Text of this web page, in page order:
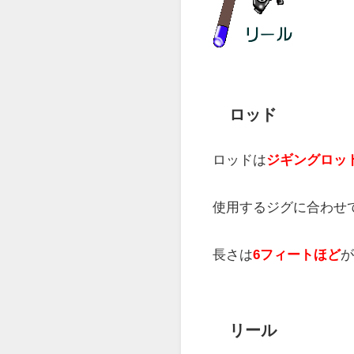
タックルは次のとおり